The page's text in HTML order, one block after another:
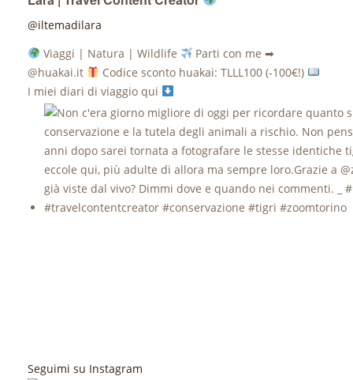
@iltemadilara
Viaggi | Natura | Wildlife
Parti con me ➡
@huakai.it
Codice sconto huakai: TLLL100 (-100€!)
I miei diari di viaggio qui
Seguimi su Instagram